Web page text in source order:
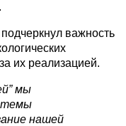
важность
их реализацией.
мы
нашей